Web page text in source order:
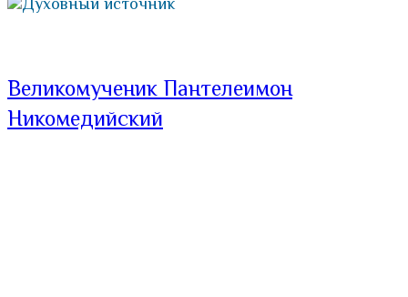
Духовный источник
Великомученик Пантелеимон
Никомедийский